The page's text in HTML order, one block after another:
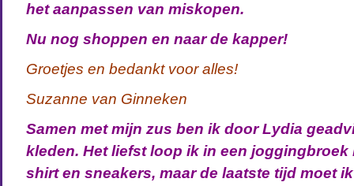
het aanpassen van miskopen.
Nu nog shoppen en naar de kapper!
Groetjes en bedankt voor alles!
Suzanne van Ginneken
Samen met mijn zus ben ik door Lydia
kleden. Het liefst loop ik in een joggingbroek
shirt en sneakers, maar de laatste tijd moet